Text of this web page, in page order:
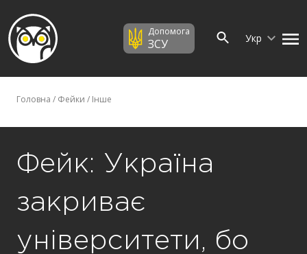
Допомога
ЗСУ Укр
Головна / Фейки / Інше
Фейк: Україна
закриває
університети, бо